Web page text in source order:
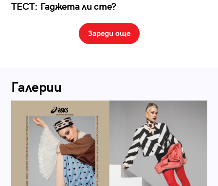
ТЕСТ: Гаджета ли сте?
Зареди още
Галерии